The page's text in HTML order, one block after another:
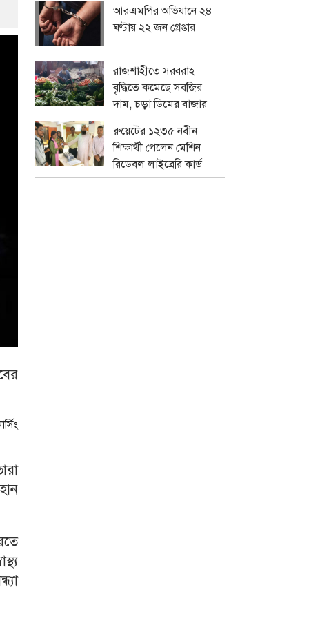
আরএমপির অভিযানে ২৪
ঘণ্টায় ২২ জন গ্রেপ্তার
রাজশাহীতে সরবরাহ
বৃদ্ধিতে কমেছে সবজির
দাম, চড়া ডিমের বাজার
রুয়েটের ১২৩৫ নবীন
শিক্ষার্থী পেলেন মেশিন
রিডেবল লাইব্রেরি কার্ড